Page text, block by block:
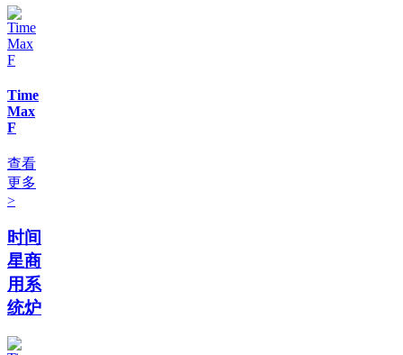
Time
Max
F
查看
更多
>
时间
星商
用系
统炉